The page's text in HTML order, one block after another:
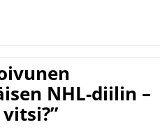
NHL-diilin –